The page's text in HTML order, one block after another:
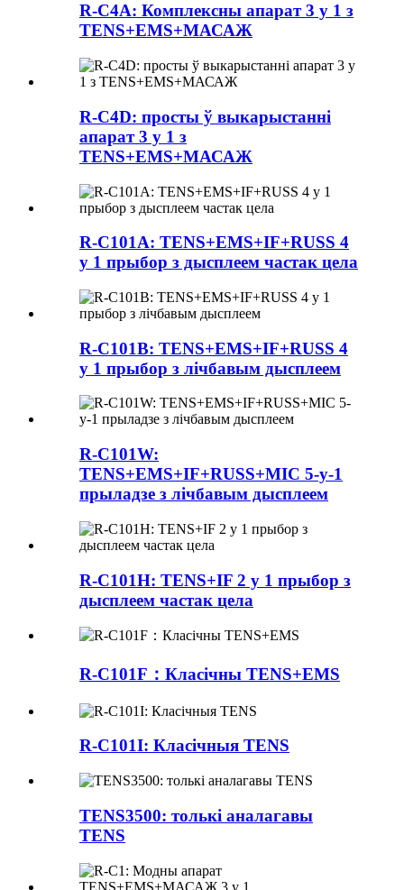
R-C4A: Комплексны апарат 3 у 1 з
TENS+EMS+МАСАЖ
R-C4D: просты ў выкарыстанні
апарат 3 у 1 з
TENS+EMS+МАСАЖ
R-C101A: TENS+EMS+IF+RUSS 4
у 1 прыбор з дысплеем частак цела
R-C101B: TENS+EMS+IF+RUSS 4
у 1 прыбор з лічбавым дысплеем
R-C101W:
TENS+EMS+IF+RUSS+MIC 5-у-1
прыладзе з лічбавым дысплеем
R-C101H: TENS+IF 2 у 1 прыбор з
дысплеем частак цела
R-C101F：Класічны TENS+EMS
R-C101I: Класічныя TENS
TENS3500: толькі аналагавы
TENS